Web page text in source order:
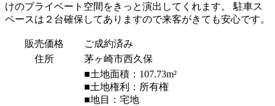
けのプライベート空間をきっと演出してくれます。 駐車ス
ペースは２台確保してありますので来客がきても安心です。
販売価格
ご成約済み
住所
茅ヶ崎市西久保
■土地面積：107.73m²
■土地権利：所有権
■地目：宅地